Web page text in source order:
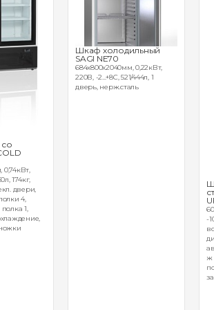
0,74кВт,
174кг,
двери,
4,
1,
Шкаф холодильный
SAGI NE70
684х800х2040мм, 0,22кВт,
220В, -2...+8С, 521/444л, 1
дверь, нерж.сталь
-
ж